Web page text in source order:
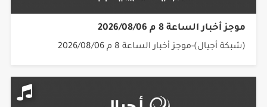
موجز أخبار الساعة 8 م 2026/08/06
(شبكة أجيال)-موجز أخبار الساعة 8 م 2026/08/06